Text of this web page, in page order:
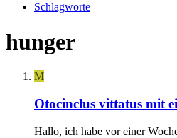
Schlagworte
hunger
M
Otocinclus vittatus mit
Hallo, ich habe vor einer